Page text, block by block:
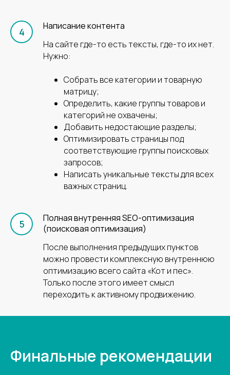
Написание контента
На сайте где-то есть тексты, где-то их нет.
Нужно:
Собрать все категории и товарную
матрицу;
Определить, какие группы товаров и
категорий не охвачены;
Добавить недостающие разделы;
Оптимизировать страницы под
соответствующие группы поисковых
запросов;
Написать уникальные тексты для всех
важных страниц.
Полная внутренняя SEO-оптимизация
(поисковая оптимизация)
После выполнения предыдущих пунктов
можно провести комплексную внутреннюю
оптимизацию всего сайта «Кот и пес».
Только после этого имеет смысл
переходить к активному продвижению.
Финальные рекомендации
Разрабатываем сайты на основании анализа
конкурентов и собранных поисковых
Созданные нами сайты сразу начинают
приносить заявки в ЗооБизнес.
Продвигаем сайты на основании анализа
Сайты которые мы ведём сразу начинают
приносить заявки в ЗооБизнес.
РАЗРАБОТКА САЙТОВ
ИНФОРМАЦИЯ
Кейсы и отзывы
Об агентстве
Видео
ПРОДВИЖЕНИЕ САЙТОВ